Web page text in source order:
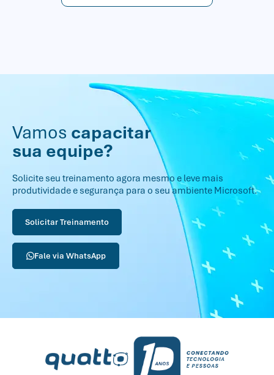
Vamos capacitar
sua equipe?
Solicite seu treinamento agora mesmo e leve mais
produtividade e segurança para o seu ambiente Microsoft.
Solicitar Treinamento
Fale via WhatsApp